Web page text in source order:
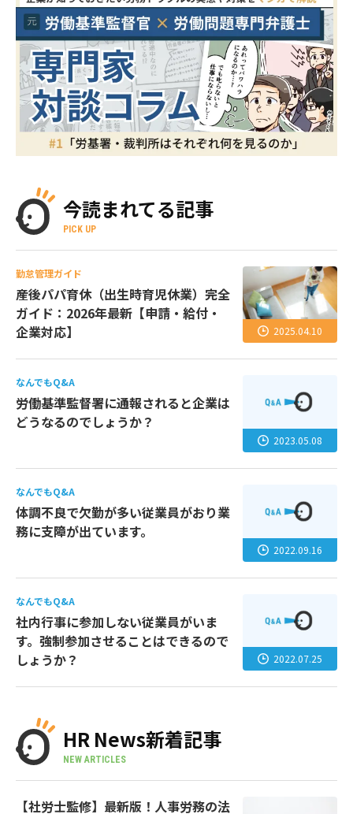
今読まれてる記事
PICK UP
勤怠管理ガイド
産後パパ育休（出生時育児休業）完全
ガイド：2026年最新【申請・給付・
企業対応】
2025.04.10
なんでもQ&A
労働基準監督署に通報されると企業は
どうなるのでしょうか？
2023.05.08
なんでもQ&A
体調不良で欠勤が多い従業員がおり業
務に支障が出ています。
2022.09.16
なんでもQ&A
社内行事に参加しない従業員がいま
す。強制参加させることはできるので
しょうか？
2022.07.25
HR News新着記事
NEW ARTICLES
【社労士監修】最新版！人事労務の法